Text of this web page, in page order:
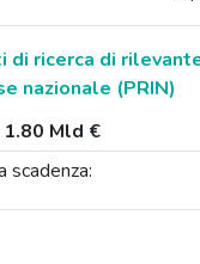
di ricerca di
nazionale (PRIN)
1.80 Mld €
scadenza: